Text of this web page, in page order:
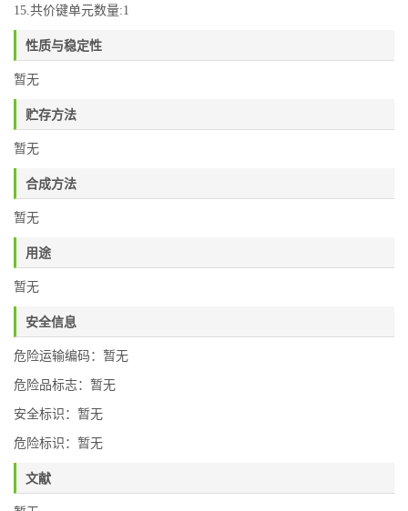
15.共价键单元数量:1
性质与稳定性
暂无
贮存方法
暂无
合成方法
暂无
用途
暂无
安全信息
危险运输编码：暂无
危险品标志：暂无
安全标识：暂无
危险标识：暂无
文献